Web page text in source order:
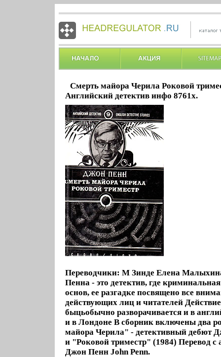
Смерть майора Черила Роковой
Английский детектив инфо 8761x.
Переводчики: М Зинде Елена
Пенна - это детектив, где
основ, ее разгадке посвящено все
действующих лиц и читателей
быцьобычно разворачивается и в
и в Лондоне В сборник включены два
майора Черила" - детективный дебют
и "Роковой триместр" (1984) Перевод с
Джон Пенн John Penn.